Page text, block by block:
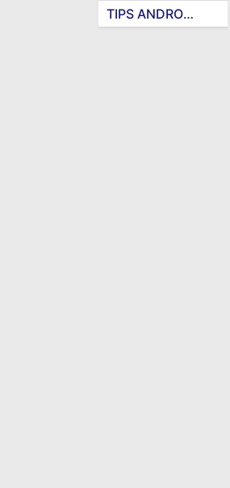
TIPS ANDROID